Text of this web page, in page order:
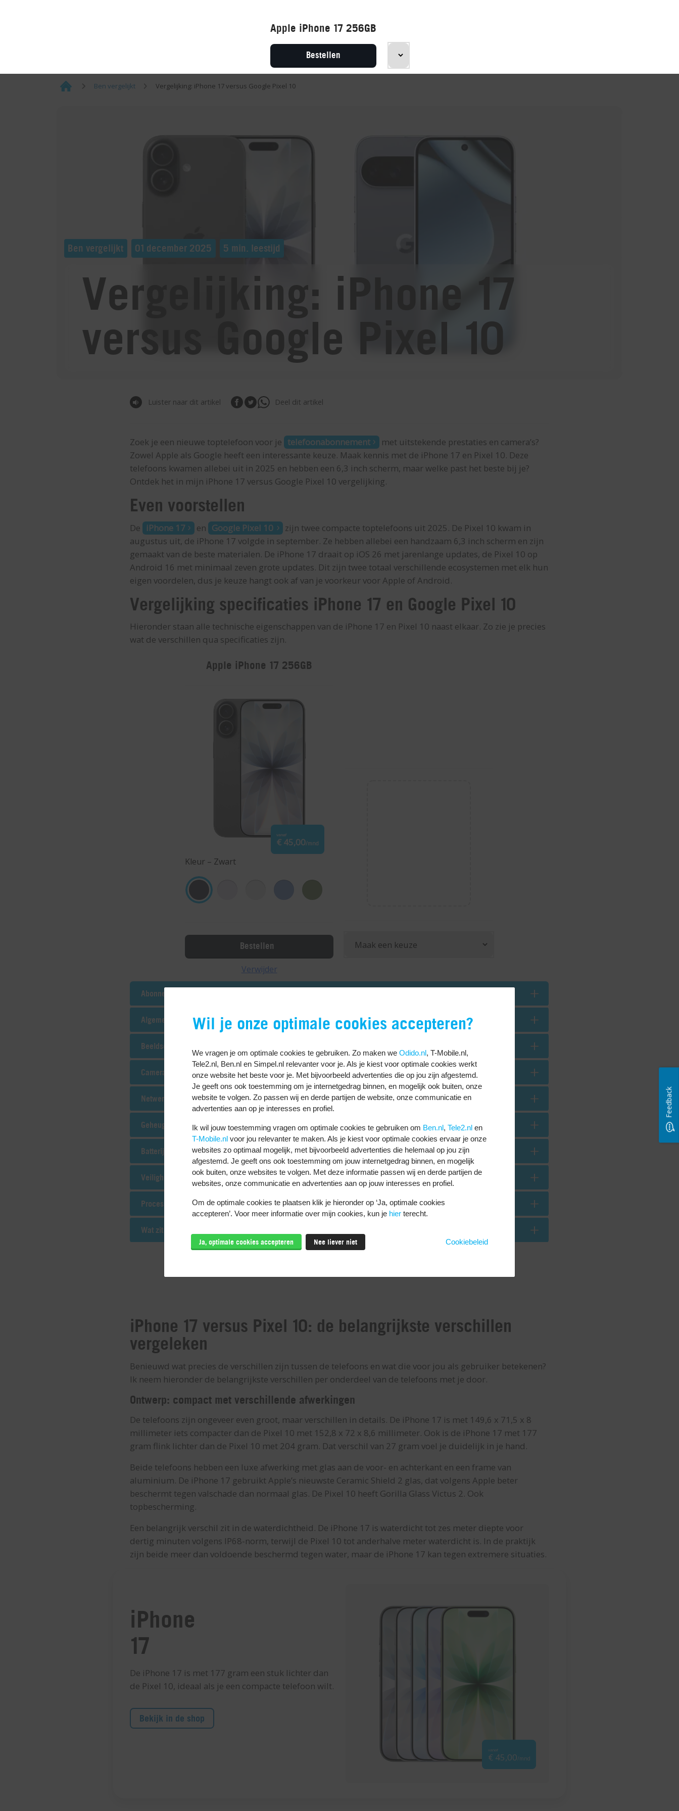
Home Ben vergelijkt Vergelijking: iPhone 17 versus Google Pixel 10
Ben vergelijkt 01 december 2025 5 min. leestijd
Vergelijking: iPhone 17
versus Google Pixel 10
Luister naar dit artikel Deel dit artikel
Zoek je een nieuwe toptelefoon voor je telefoonabonnement
met uitstekende prestaties en camera’s?
Zowel Apple als Google heeft een interessante keuze. Maak kennis met de iPhone 17 en Pixel 10. Deze
telefoons kwamen allebei uit in 2025 en hebben een 6,3 inch scherm, maar welke past het beste bij je?
Ontdek het in mijn iPhone 17 versus Google Pixel 10 vergelijking.
Even voorstellen
De iPhone 17 en Google Pixel 10
zijn twee compacte toptelefoons uit 2025. De Pixel 10 kwam in
augustus uit, de iPhone 17 volgde in september. Ze hebben allebei een handzaam 6,3 inch scherm en zijn
gemaakt van de beste materialen. De iPhone 17 draait op iOS 26 met jarenlange updates, de Pixel 10 op
Android 16 met minimaal zeven grote updates. Dit zijn twee totaal verschillende ecosystemen met elk hun
eigen voordelen, dus je keuze hangt ook af van je voorkeur voor Apple of Android.
Vergelijking specificaties iPhone 17 en Google Pixel 10
Hieronder staan alle technische eigenschappen van de iPhone 17 en Pixel 10 naast elkaar. Zo zie je precies
wat de verschillen qua specificaties zijn.
Apple iPhone 17 256GB
Bestellen
Apple iPhone 17 256GB
vanaf
€ 45,00/mnd
Kleur – Zwart
Bestellen
Verwijder
Abonnement
Algemeen
Beeldscherm
Camera
Netwerk
Geheugen
Batterij
Veiligheid
Processor
Wat zit er in de doos:
iPhone 17 versus Pixel 10: de belangrijkste verschillen
vergeleken
Benieuwd wat precies de verschillen zijn tussen de telefoons en wat die voor jou als gebruiker betekenen?
Ik neem hieronder de belangrijkste verschillen per onderdeel van de telefoons met je door.
Ontwerp: compact met verschillende afwerkingen
De telefoons zijn ongeveer even groot, maar verschillen in details. De iPhone 17 is met 149,6 x 71,5 x 8
millimeter iets compacter dan de Pixel 10 met 152,8 x 72 x 8,6 millimeter. Ook is de iPhone 17 met 177
gram flink lichter dan de Pixel 10 met 204 gram. Dat verschil van 27 gram voel je duidelijk in je hand.
Beide telefoons hebben een luxe afwerking met glas aan de voor- en achterkant en een frame van
aluminium. De iPhone 17 gebruikt Apple’s nieuwste Ceramic Shield 2 glas, dat volgens Apple beter
beschermt tegen valschade dan normaal glas. De Pixel 10 heeft Gorilla Glass Victus 2. Ook
topbescherming.
Een belangrijk verschil zit in de waterdichtheid. De iPhone 17 is waterdicht tot zes meter diepte voor
dertig minuten volgens IP68-norm, terwijl de Pixel 10 tot anderhalve meter waterdicht is. In de praktijk
zijn beide meer dan voldoende beschermd tegen water, maar de iPhone 17 kan tegen extremere situaties.
iPhone
17
De iPhone 17 is met 177 gram een stuk lichter dan
de Pixel 10, ideaal als je een compacte telefoon wilt.
Bekijk in de shop
vanaf
€ 45,00/mnd
Feedback
Wil je onze optimale cookies accepteren?
We vragen je om optimale cookies te gebruiken. Zo maken we Odido.nl, T-Mobile.nl,
Tele2.nl, Ben.nl en Simpel.nl relevanter voor je. Als je kiest voor optimale cookies werkt
onze website het beste voor je. Met bijvoorbeeld advertenties die op jou zijn afgestemd.
Je geeft ons ook toestemming om je internetgedrag binnen, en mogelijk ook buiten, onze
website te volgen. Zo passen wij en derde partijen de website, onze communicatie en
advertenties aan op je interesses en profiel.
Ik wil jouw toestemming vragen om optimale cookies te gebruiken om Ben.nl, Tele2.nl en
T-Mobile.nl voor jou relevanter te maken. Als je kiest voor optimale cookies ervaar je onze
websites zo optimaal mogelijk, met bijvoorbeeld advertenties die helemaal op jou zijn
afgestemd. Je geeft ons ook toestemming om jouw internetgedrag binnen, en mogelijk
ook buiten, onze websites te volgen. Met deze informatie passen wij en derde partijen de
websites, onze communicatie en advertenties aan op jouw interesses en profiel.
Om de optimale cookies te plaatsen klik je hieronder op ‘Ja, optimale cookies
accepteren’. Voor meer informatie over mijn cookies, kun je hier terecht.
Ja, optimale cookies accepteren Nee liever niet Cookiebeleid